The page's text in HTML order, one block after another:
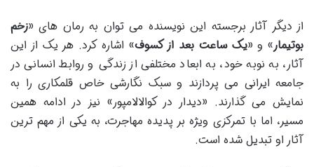
از دیگر آثار برجسته این نویسنده می توان به رمان های «زخم
بوتیمار» و «یک ساعت بعد از کسوف» اشاره کرد. هر یک از این
آثار، به نوبه خود، به ابعاد مختلفی از زندگی و روابط انسانی در
جامعه ایرانی می پردازند و سبک نگارشی خاص قلمکاری را به
نمایش می گذارند. «دیدار در کوالالامپور» نیز در ادامه همین
مسیر، اما با تمرکزی ویژه بر پدیده مهاجرت، به یکی از مهم ترین
آثار او تبدیل شده است.